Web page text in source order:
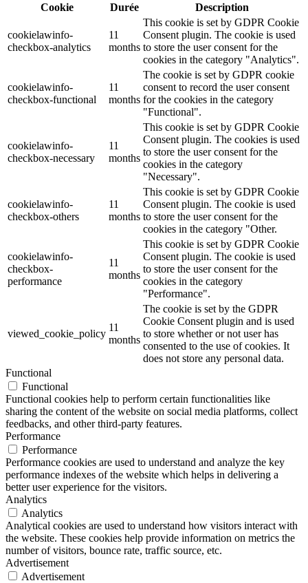
Cookie
Durée Description
cookielawinfo-
checkbox-analytics
11
months
This cookie is set by GDPR Cookie
Consent plugin. The cookie is used
to store the user consent for the
cookies in the category "Analytics".
cookielawinfo-
checkbox-functional
11
months
The cookie is set by GDPR cookie
consent to record the user consent
for the cookies in the category
"Functional".
cookielawinfo-
checkbox-necessary
11
months
This cookie is set by GDPR Cookie
Consent plugin. The cookies is used
to store the user consent for the
cookies in the category
"Necessary".
cookielawinfo-
checkbox-others
11
months
This cookie is set by GDPR Cookie
Consent plugin. The cookie is used
to store the user consent for the
cookies in the category "Other.
cookielawinfo-
checkbox-
performance
11
months
This cookie is set by GDPR Cookie
Consent plugin. The cookie is used
to store the user consent for the
cookies in the category
"Performance".
viewed_cookie_policy
11
months
The cookie is set by the GDPR
Cookie Consent plugin and is used
to store whether or not user has
consented to the use of cookies. It
does not store any personal data.
Functional
Functional
Functional cookies help to perform certain functionalities like
sharing the content of the website on social media platforms, collect
feedbacks, and other third-party features.
Performance
Performance
Performance cookies are used to understand and analyze the key
performance indexes of the website which helps in delivering a
better user experience for the visitors.
Analytics
Analytics
Analytical cookies are used to understand how visitors interact with
the website. These cookies help provide information on metrics the
number of visitors, bounce rate, traffic source, etc.
Advertisement
Advertisement